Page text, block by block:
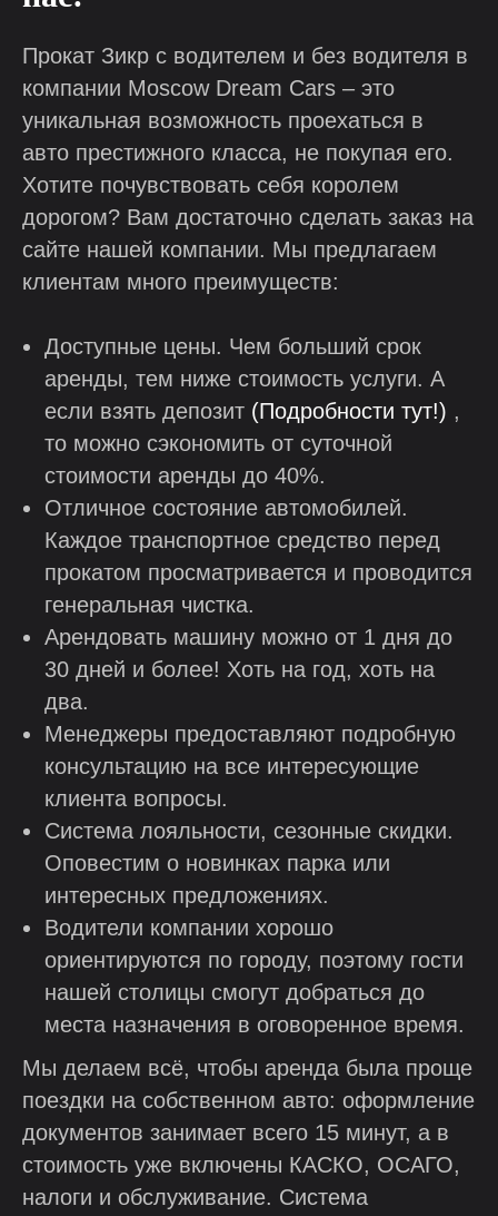
Прокат Зикр с водителем и без водителя в
компании Moscow Dream Cars – это
уникальная возможность проехаться в
авто престижного класса, не покупая его.
Хотите почувствовать себя королем
дорогом? Вам достаточно сделать заказ на
сайте нашей компании. Мы предлагаем
клиентам много преимуществ:
Доступные цены. Чем больший срок
аренды, тем ниже стоимость услуги. А
если взять депозит (Подробности тут!) ,
то можно сэкономить от суточной
стоимости аренды до 40%.
Отличное состояние автомобилей.
Каждое транспортное средство перед
прокатом просматривается и проводится
генеральная чистка.
Арендовать машину можно от 1 дня до
30 дней и более! Хоть на год, хоть на
два.
Менеджеры предоставляют подробную
консультацию на все интересующие
клиента вопросы.
Система лояльности, сезонные скидки.
Оповестим о новинках парка или
интересных предложениях.
Водители компании хорошо
ориентируются по городу, поэтому гости
нашей столицы смогут добраться до
места назначения в оговоренное время.
Мы делаем всё, чтобы аренда была проще
поездки на собственном авто: оформление
документов занимает всего 15 минут, а в
стоимость уже включены КАСКО, ОСАГО,
налоги и обслуживание. Система